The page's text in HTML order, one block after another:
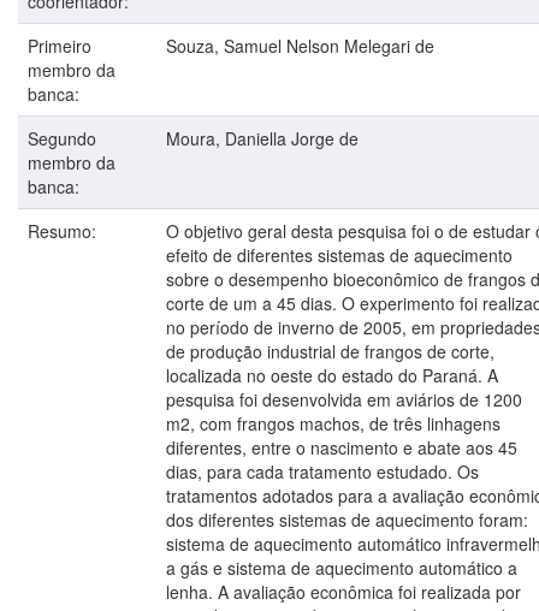
Primeiro
membro da
banca:
Souza, Samuel Nelson Melegari de
Segundo
membro da
banca:
Moura, Daniella Jorge de
Resumo:
O objetivo geral desta pesquisa foi o de estudar
efeito de diferentes sistemas de aquecimento
sobre o desempenho bioeconômico de frangos
corte de um a 45 dias. O experimento foi
no período de inverno de 2005, em
de produção industrial de frangos de corte,
localizada no oeste do estado do Paraná. A
pesquisa foi desenvolvida em aviários de 1200
m2, com frangos machos, de três linhagens
diferentes, entre o nascimento e abate aos 45
dias, para cada tratamento estudado. Os
tratamentos adotados para a avaliação
dos diferentes sistemas de aquecimento foram:
sistema de aquecimento automático
a gás e sistema de aquecimento automático a
lenha. A avaliação econômica foi realizada por